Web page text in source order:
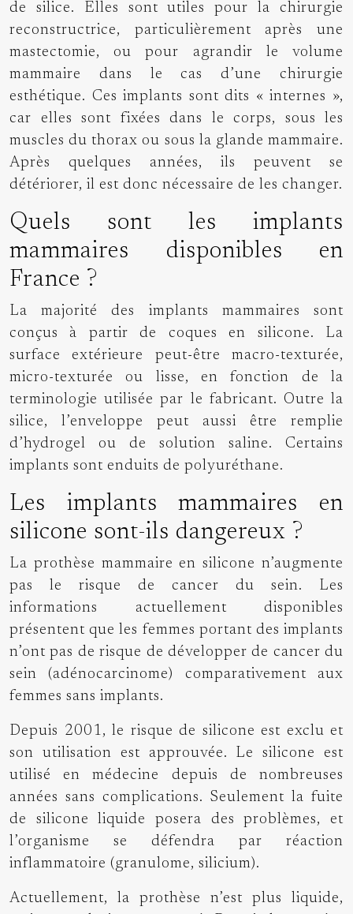
de silice. Elles sont utiles pour la chirurgie
reconstructrice, particulièrement après une
mastectomie, ou pour agrandir le volume
mammaire dans le cas d’une chirurgie
esthétique. Ces implants sont dits « internes »,
car elles sont fixées dans le corps, sous les
muscles du thorax ou sous la glande mammaire.
Après quelques années, ils peuvent se
détériorer, il est donc nécessaire de les changer.
Quels sont les implants
mammaires disponibles en
France ?
La majorité des implants mammaires sont
conçus à partir de coques en silicone. La
surface extérieure peut-être macro-texturée,
micro-texturée ou lisse, en fonction de la
terminologie utilisée par le fabricant. Outre la
silice, l’enveloppe peut aussi être remplie
d’hydrogel ou de solution saline. Certains
implants sont enduits de polyuréthane.
Les implants mammaires en
silicone sont-ils dangereux ?
La prothèse mammaire en silicone n’augmente
pas le risque de cancer du sein. Les
informations actuellement disponibles
présentent que les femmes portant des implants
n’ont pas de risque de développer de cancer du
sein (adénocarcinome) comparativement aux
femmes sans implants.
Depuis 2001, le risque de silicone est exclu et
son utilisation est approuvée. Le silicone est
utilisé en médecine depuis de nombreuses
années sans complications. Seulement la fuite
de silicone liquide posera des problèmes, et
l’organisme se défendra par réaction
inflammatoire (granulome, silicium).
Actuellement, la prothèse n’est plus liquide,